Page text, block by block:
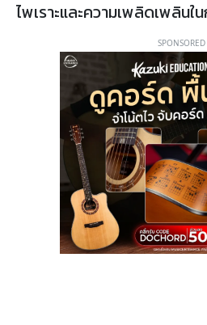
ไพเราะและความเพลิดเพลินใ
SPONSORED